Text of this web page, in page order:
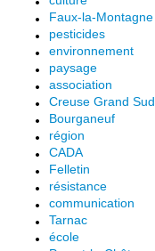
Faux-la-Montagne
pesticides
environnement
paysage
association
Creuse Grand Sud
Bourganeuf
région
CADA
Felletin
résistance
communication
Tarnac
école